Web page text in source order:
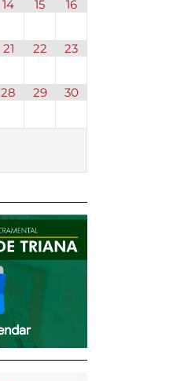
14 15 16
21 22 23
28 29 30